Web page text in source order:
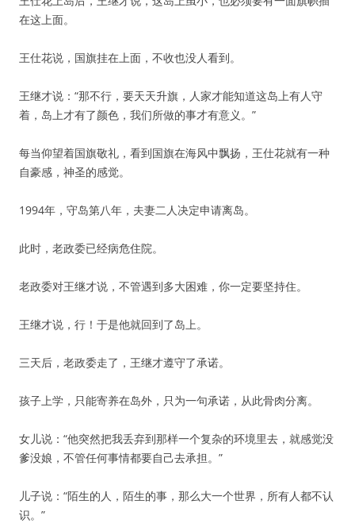
在这上面。
王仕花说，国旗挂在上面，不收也没人看到。
王继才说：“那不行，要天天升旗，人家才能知道这岛上有人守
着，岛上才有了颜色，我们所做的事才有意义。”
每当仰望着国旗敬礼，看到国旗在海风中飘扬，王仕花就有一种
自豪感，神圣的感觉。
1994年，守岛第八年，夫妻二人决定申请离岛。
此时，老政委已经病危住院。
老政委对王继才说，不管遇到多大困难，你一定要坚持住。
王继才说，行！于是他就回到了岛上。
三天后，老政委走了，王继才遵守了承诺。
孩子上学，只能寄养在岛外，只为一句承诺，从此骨肉分离。
女儿说：“他突然把我丢弃到那样一个复杂的环境里去，就感觉没
爹没娘，不管任何事情都要自己去承担。”
儿子说：“陌生的人，陌生的事，那么大一个世界，所有人都不认
识。”